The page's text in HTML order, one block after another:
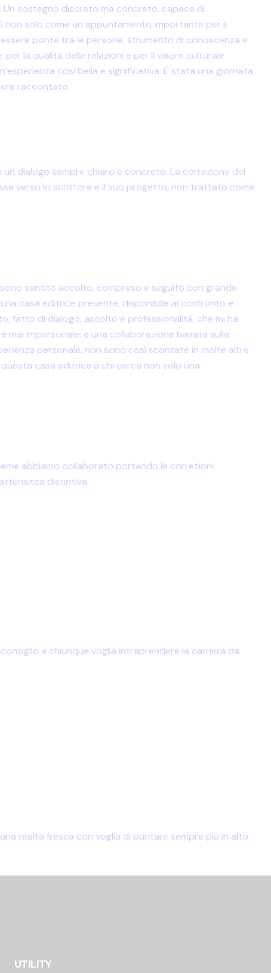
Un sostegno discreto ma concreto, capace di
non solo come un appuntamento importante per il
ponte tra le persone, strumento di conoscenza e
la qualità delle relazioni e per il valore culturale
così bella e significativa. È stata una giornata
raccontato.
dialogo sempre chiaro e concreto. La correzione del
verso lo scrittore e il suo progetto, non trattato come
sono sentito accolto, compreso e seguito con grande
casa editrice presente, disponibile al confronto e
fatto di dialogo, ascolto e professionalità, che mi ha
impersonale: è una collaborazione basata sulla
personale, non sono così scontate in molte altre
casa editrice a chi cerca non solo una
abbiamo collaborato portando le correzioni
distintiva
a chiunque voglia intraprendere la carriera da
realtà fresca con voglia di puntare sempre più in alto.
UTILITY